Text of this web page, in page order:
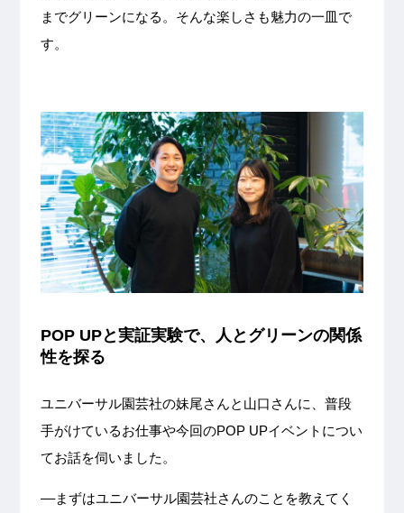
までグリーンになる。そんな楽しさも魅力の一皿で
す。
POP UPと実証実験で、人とグリーンの関係
性を探る
ユニバーサル園芸社の妹尾さんと山口さんに、普段
手がけているお仕事や今回のPOP UPイベントについ
てお話を伺いました。
––まずはユニバーサル園芸社さんのことを教えてく